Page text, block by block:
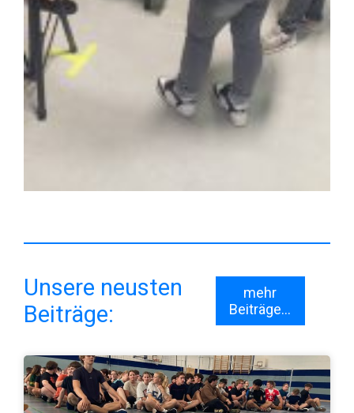
Unsere neusten
Beiträge:
mehr
Beiträge...